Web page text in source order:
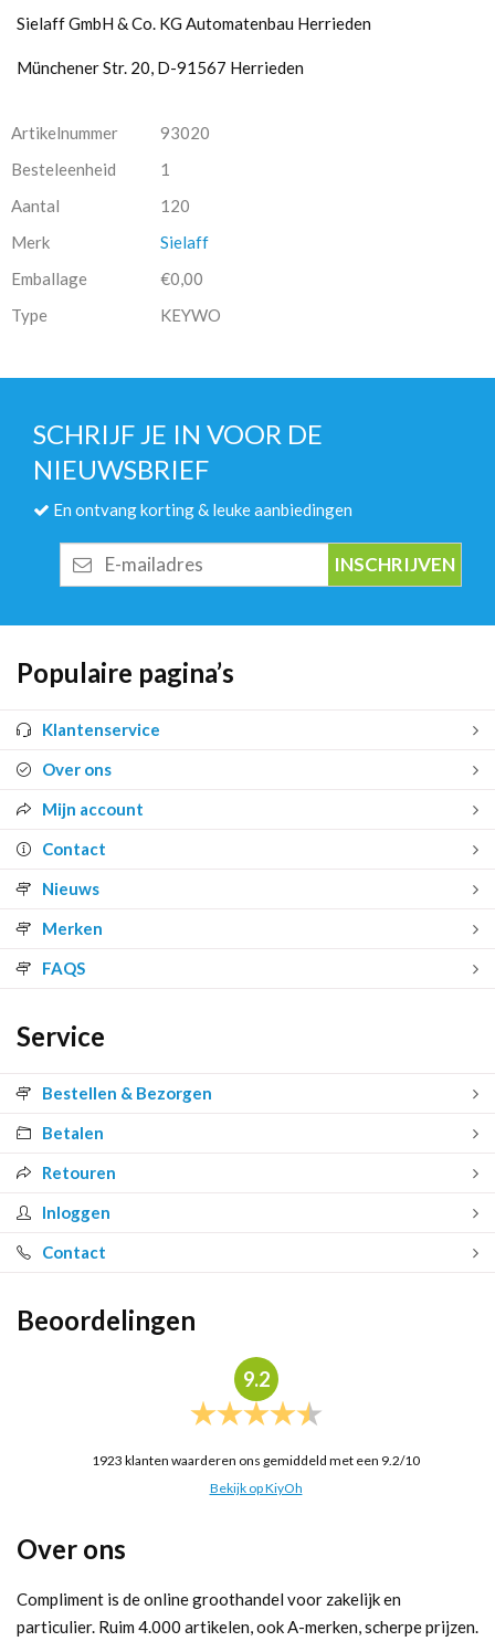
Sielaff GmbH & Co. KG Automatenbau Herrieden
Münchener Str. 20, D-91567 Herrieden
Artikelnummer
93020
Besteleenheid
1
Aantal
120
Merk
Sielaff
Emballage
€0,00
Type
KEYWO
SCHRIJF JE IN VOOR DE
NIEUWSBRIEF
En ontvang korting & leuke aanbiedingen
mailadres
Populaire pagina’s
Klantenservice
Over ons
Mijn account
Contact
Nieuws
Merken
FAQS
Service
Bestellen & Bezorgen
Betalen
Retouren
Inloggen
Contact
Beoordelingen
9.2
1923 klanten waarderen ons gemiddeld met een 9.2/10
Bekijk op KiyOh
Over ons
Compliment is de online groothandel voor zakelijk en
particulier. Ruim 4.000 artikelen, ook A-merken, scherpe prijzen.